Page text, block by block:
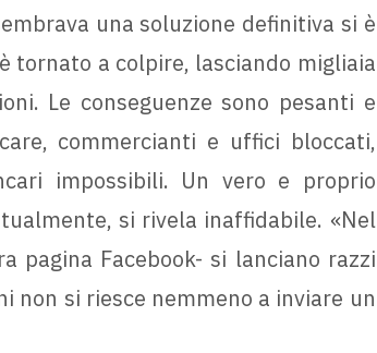
una soluzione definitiva si è
tornato a colpire, lasciando migliaia
Le conseguenze sono pesanti e
commercianti e uffici bloccati,
impossibili. Un vero e proprio
si rivela inaffidabile. «Nel
pagina Facebook- si lanciano razzi
non si riesce nemmeno a inviare un